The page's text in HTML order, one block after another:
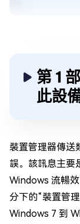
第 1
此設
裝置管理器傳送
誤。該訊息主要
Windows 流暢
分下的“裝置管
Windows 7 到